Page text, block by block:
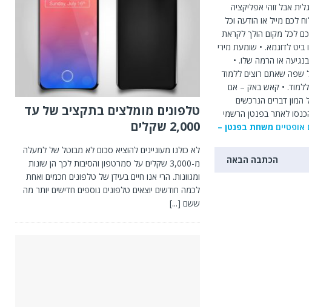
אבל זוהי אפליקציה
לכם מייל או הודעה וכל
לכל מקום הולך לקראת
לדוגמא. • שומעת מירי
או הרמה שלו. •
שפה שאתם רוצים ללמוד
ללמוד. • קאש באק – אם
המון דברים הנרכשים
לאתר בפנטן הרשמי
משחת בפנטן –
הכתבה הבאה
טלפונים מומלצים בתקציב של עד
2,000 שקלים
לא כולנו מעוניינים להוציא סכום לא מבוטל של למעלה
מ-3,000 שקלים על סמרטפון והסיבות לכך הן שונות
ומגוונות. הרי אנו חיים בעידן של טלפונים חכמים ואחת
לכמה חודשים יוצאים טלפונים נוספים חדישים יותר מה
ששם [...]